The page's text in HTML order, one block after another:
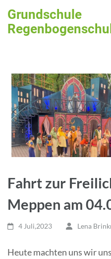
Inhalt
springen
Grundschule
Fahrt zur
Meppen am
4 Juli,2023 Lena
Heute machten uns wir